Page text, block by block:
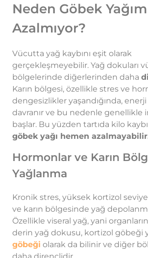
Neden Göbek Yağım
Azalmıyor?
Vücutta yağ kaybını eşit olarak
gerçekleşmeyebilir. Yağ dokuları
bölgelerinde diğerlerinden daha
Karın bölgesi, özellikle stres ve
dengesizlikler yaşandığında,
davranır ve bu nedenle genellikle
başlar. Bu yüzden tartıda kilo
göbek yağı hemen
Hormonlar ve Karın
Yağlanma
Kronik stres, yüksek kortizol
ve karın bölgesinde yağ
Özellikle viseral yağ, yani
derin yağ dokusu, kortizol göbeği
göbeği olarak da bilinir ve diğer